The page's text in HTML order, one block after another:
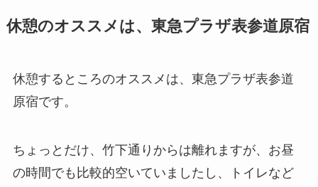
休憩のオススメは、東急プラザ表参道原宿
休憩するところのオススメは、東急プラザ表参道
原宿です。
ちょっとだけ、竹下通りからは離れますが、お昼
の時間でも比較的空いていましたし、トイレなど